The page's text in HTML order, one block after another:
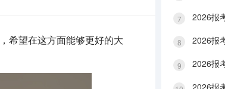
希望在这方面能够更好的大